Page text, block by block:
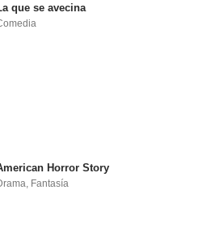
que se avecina
Horror Story
, Fantasía